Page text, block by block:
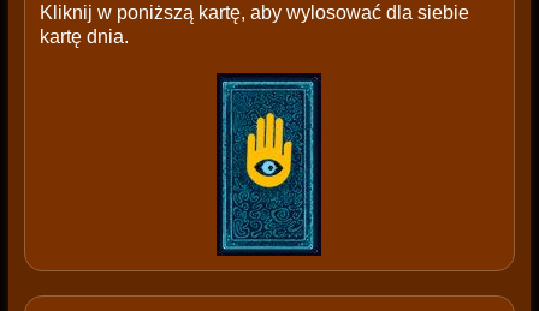
Kliknij w poniższą kartę, aby wylosować dla siebie
kartę dnia.